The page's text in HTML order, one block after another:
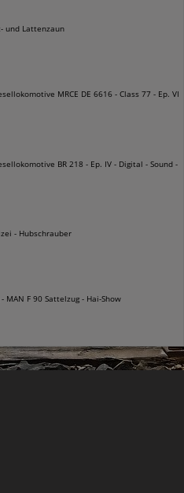
und Lattenzaun
MRCE DE 6616 - Class 77 - Ep. VI
BR 218 - Ep. IV - Digital - Sound -
- Hubschrauber
- MAN F 90 Sattelzug - Hai-Show